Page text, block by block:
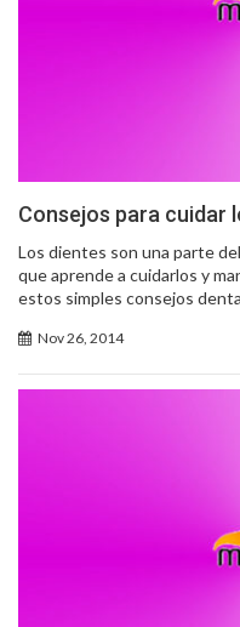
Consejos para cuidar
Los dientes son una parte
que aprende a cuidarlos y
estos simples consejos
Nov 26, 2014